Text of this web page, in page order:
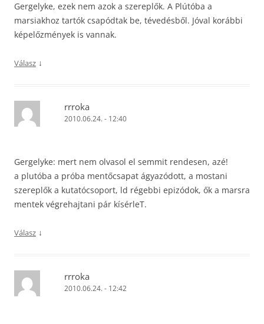
Gergelyke, ezek nem azok a szereplők. A Plútóba a
marsiakhoz tartók csapódtak be, tévedésből. Jóval korábbi
képelőzmények is vannak.
Válasz ↓
rrroka
2010.06.24. - 12:40
Gergelyke: mert nem olvasol el semmit rendesen, azé!
a plutóba a próba mentőcsapat ágyazódott, a mostani
szereplők a kutatócsoport, ld régebbi epizódok, ők a marsra
mentek végrehajtani pár kísérleT.
Válasz ↓
rrroka
2010.06.24. - 12:42